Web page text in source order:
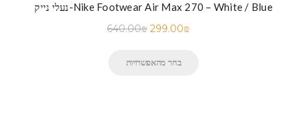
נעלי נייק-Nike Footwear Air Max 270 – White / Blue
640.00₪ 299.00₪
בחר מהאפשרויות